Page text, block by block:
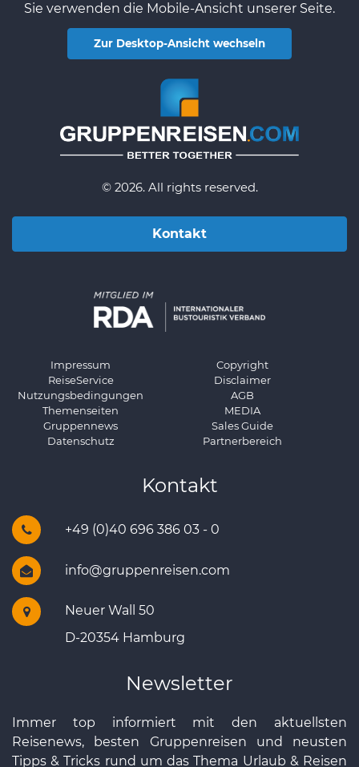
Sie verwenden die Mobile-Ansicht unserer Seite.
Zur Desktop-Ansicht wechseln
© 2026. All rights reserved.
Kontakt
Impressum
ReiseService
Nutzungsbedingungen
Themenseiten
Gruppennews
Datenschutz
Copyright
Disclaimer
AGB
MEDIA
Sales Guide
Partnerbereich
Kontakt
+49 (0)40 696 386 03 - 0
info@gruppenreisen.com
Neuer Wall 50
D-20354 Hamburg
Newsletter
Immer top informiert mit den aktuellsten
Reisenews, besten Gruppenreisen und neusten
Tipps & Tricks rund um das Thema Urlaub & Reisen